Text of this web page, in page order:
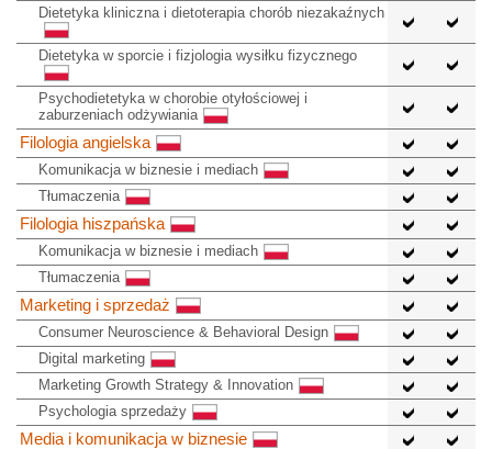
Dietetyka kliniczna i dietoterapia chorób niezakaźnych
Dietetyka w sporcie i fizjologia wysiłku fizycznego
Psychodietetyka w chorobie otyłościowej i
zaburzeniach odżywiania
Filologia angielska
Komunikacja w biznesie i mediach
Tłumaczenia
Filologia hiszpańska
Komunikacja w biznesie i mediach
Tłumaczenia
Marketing i sprzedaż
Consumer Neuroscience & Behavioral Design
Digital marketing
Marketing Growth Strategy & Innovation
Psychologia sprzedaży
Media i komunikacja w biznesie